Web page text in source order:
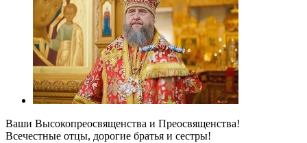
Ваши Высокопреосвященства и Преосвященства!
Всечестные отцы, дорогие братья и сестры!